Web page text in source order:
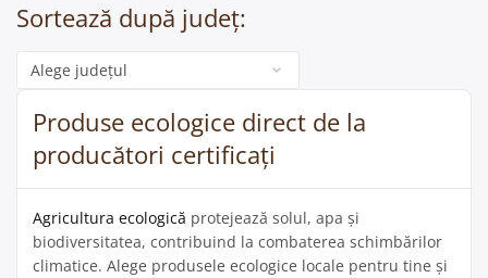
Sortează după județ:
Categorie
Produse ecologice direct de la
producători certificați
Agricultura ecologică protejează solul, apa și
biodiversitatea, contribuind la combaterea schimbărilor
climatice. Alege produsele ecologice locale pentru tine și